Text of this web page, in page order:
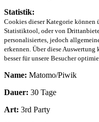
Statistik:
Cookies dieser Kategorie können
Statistiktool, oder von
personalisiertes, jedoch
erkennen. Über diese
besser für unsere Besucher
Name: Matomo/Piwik
Dauer: 30 Tage
Art: 3rd Party